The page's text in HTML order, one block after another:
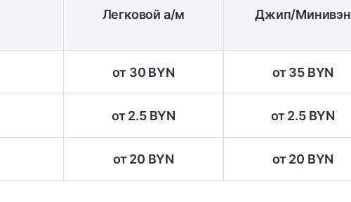
Легковой а/м Джип/Минивэн
от 30 BYN от 35 BYN
от 2.5 BYN от 2.5 BYN
от 20 BYN от 20 BYN